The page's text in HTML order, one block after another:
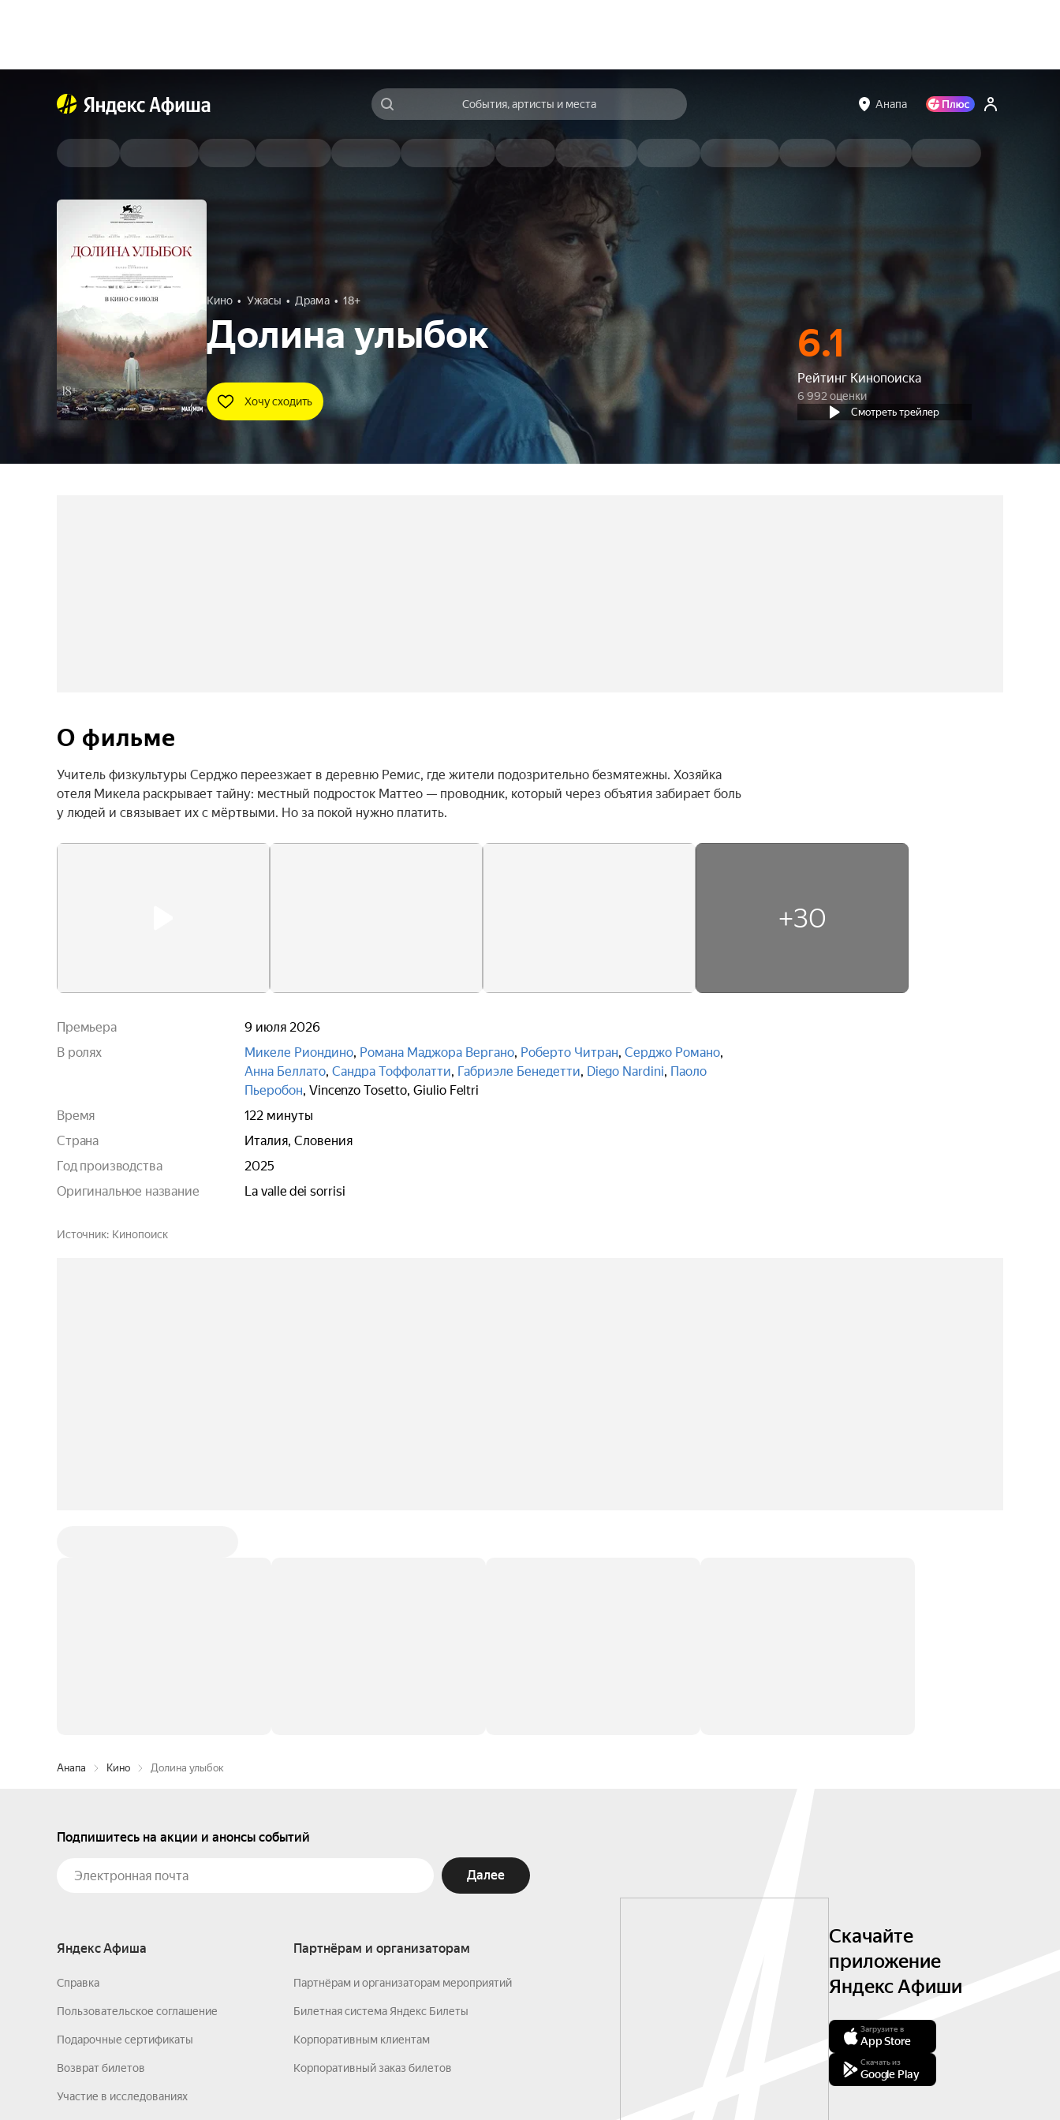
События, артисты и места Анапа
Кино Ужасы Драма 18+
Долина улыбок
Хочу сходить
6.1
Рейтинг Кинопоиска
6 992 оценки
Смотреть трейлер
О фильме
Учитель физкультуры Серджо переезжает в деревню Ремис, где жители подозрительно безмятежны. Хозяйка
отеля Микела раскрывает тайну: местный подросток Маттео — проводник, который через объятия забирает боль
у людей и связывает их с мёртвыми. Но за покой нужно платить.
+30
Премьера
9 июля 2026
В ролях
Микеле Риондино, Романа Маджора Вергано, Роберто Читран, Серджо Романо,
Анна Беллато, Сандра Тоффолатти, Габриэле Бенедетти, Diego Nardini, Паоло
Пьеробон, Vincenzo Tosetto, Giulio Feltri
Время
122 минуты
Страна
Италия, Словения
Год производства
2025
Оригинальное название
La valle dei sorrisi
Источник Кинопоиск
Анапа Кино Долина улыбок
Подпишитесь на акции и анонсы событий
Далее
Яндекс Афиша
Справка
Пользовательское соглашение
Подарочные сертификаты
Возврат билетов
Участие в исследованиях
Партнёрам и организаторам
Партнёрам и организаторам мероприятий
Билетная система Яндекс Билеты
Корпоративным клиентам
Корпоративный заказ билетов
Скачайте
приложение
Яндекс Афиши
Загрузите в
App Store
Скачать из
Google Play